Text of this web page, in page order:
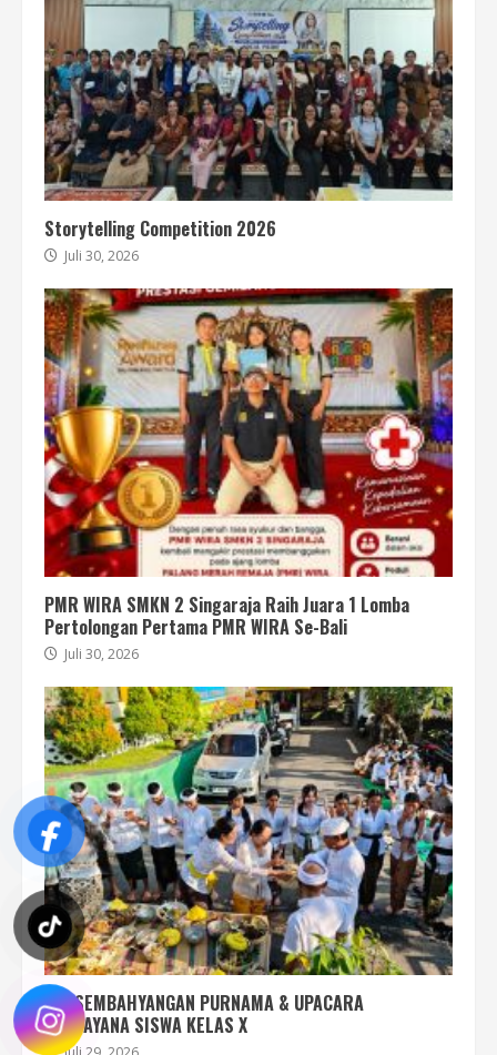
Storytelling Competition 2026
Juli 30, 2026
PMR WIRA SMKN 2 Singaraja Raih Juara 1 Lomba
Pertolongan Pertama PMR WIRA Se-Bali
Juli 30, 2026
PERSEMBAHYANGAN PURNAMA & UPACARA
UPANAYANA SISWA KELAS X